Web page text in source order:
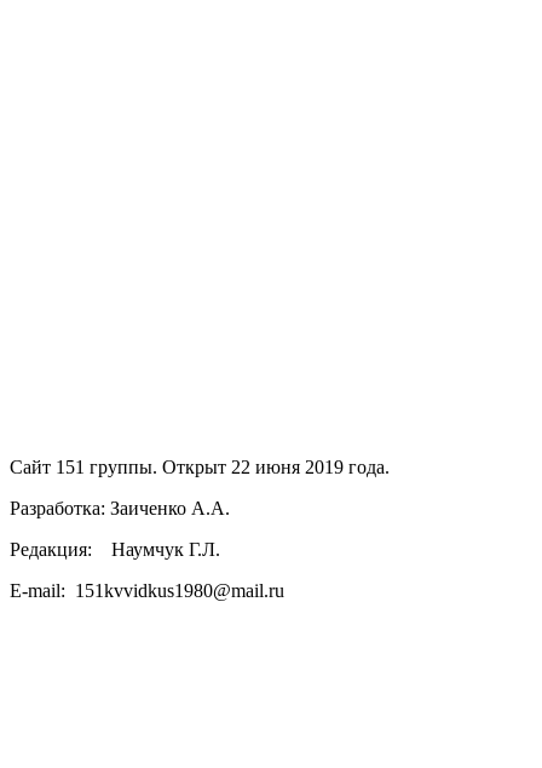
Сайт 151 группы. Открыт 22 июня 2019 года.
Разработка: Заиченко А.А.
Редакция: Наумчук Г.Л.
E-mail: 151kvvidkus1980@mail.ru